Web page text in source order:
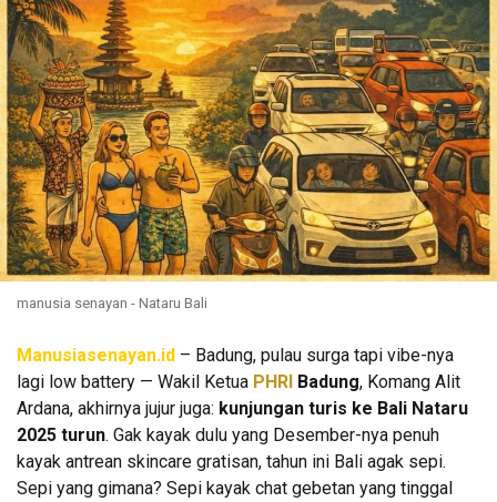
manusia senayan - Nataru Bali
Manusiasenayan.id – Badung, pulau surga tapi vibe-nya
lagi low battery — Wakil Ketua PHRI Badung, Komang Alit
Ardana, akhirnya jujur juga: kunjungan turis ke Bali Nataru
2025 turun. Gak kayak dulu yang Desember-nya penuh
kayak antrean skincare gratisan, tahun ini Bali agak sepi.
Sepi yang gimana? Sepi kayak chat gebetan yang tinggal